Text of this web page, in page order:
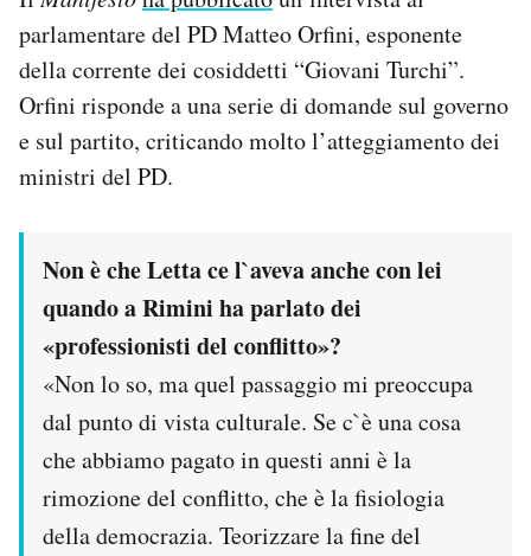
Cultura
Economia
Sport
Europa
Altrecose
Mondiali calcio 2026
PODCAST
NEWSLETTER
I MIEI PREFERITI
SHOP
CALENDARIO
parlamentare del PD Matteo Orfini, esponente
della corrente dei cosiddetti “Giovani Turchi”.
Orfini risponde a una serie di domande sul governo
e sul partito, criticando molto l’atteggiamento dei
ministri del PD.
Non è che Letta ce l`aveva anche con lei
quando a Rimini ha parlato dei
«professionisti del conflitto»?
«Non lo so, ma quel passaggio mi preoccupa
dal punto di vista culturale. Se c`è una cosa
che abbiamo pagato in questi anni è la
rimozione del conflitto, che è la fisiologia
della democrazia. Teorizzare la fine del